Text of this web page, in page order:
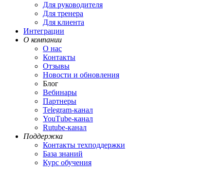
Для руководителя
Для тренера
Для клиента
Интеграции
О компании
О нас
Контакты
Отзывы
Новости и обновления
Блог
Вебинары
Партнеры
Теlegram-канал
YouТube-канал
Rutube-канал
Поддержка
Контакты техподдержки
База знаний
Курс обучения